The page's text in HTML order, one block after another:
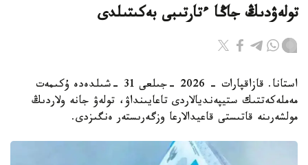
تولەۋدىڭ جاڭا ءتارتىبى بەكىتىلدى
استانا. قازاقپارات - 2026 -جىلعى 31 -شىلدەدە ۇكىمەت
مەملەكەتتىك ستيپەنديالاردى تاعايىنداۋ، تولەۋ جانە ولاردىڭ
مولشەرىنە قاتىستى قاعيدالارعا وزگەرىستەر ەنگىزدى.